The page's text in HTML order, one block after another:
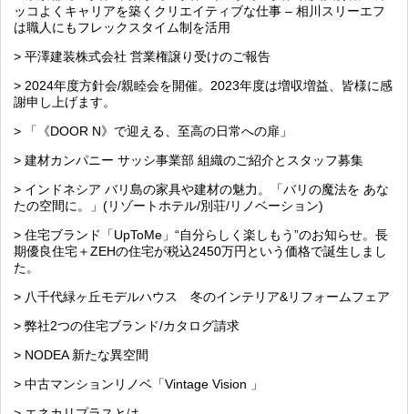
ッコよくキャリアを築くクリエイティブな仕事 – 相川スリーエフ
は職人にもフレックスタイム制を活用
> 平澤建装株式会社 営業権譲り受けのご報告
> 2024年度方針会/親睦会を開催。2023年度は増収増益、皆様に感
謝申し上げます。
> 「《DOOR N》で迎える、至高の日常への扉」
> 建材カンパニー サッシ事業部 組織のご紹介とスタッフ募集
> インドネシア バリ島の家具や建材の魅力。「バリの魔法を あな
たの空間に。」(リゾートホテル/別荘/リノベーション)
> 住宅ブランド「UpToMe」“自分らしく楽しもう”のお知らせ。長
期優良住宅＋ZEHの住宅が税込2450万円という価格で誕生しまし
た。
> 八千代緑ヶ丘モデルハウス 冬のインテリア&リフォームフェア
> 弊社2つの住宅ブランド/カタログ請求
> NODEA 新たな異空間
> 中古マンションリノベ「Vintage Vision 」